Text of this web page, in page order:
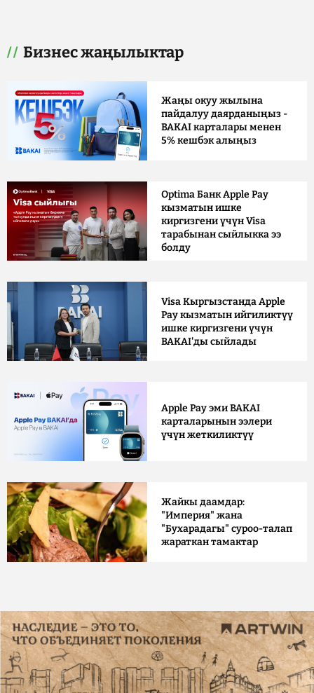
Бизнес жаңылыктар
Жаңы окуу жылына
пайдалуу даярданыңыз -
BAKAI карталары менен
5% кешбэк алыңыз
Optima Банк Apple Pay
кызматын ишке
киргизгени үчүн Visa
тарабынан сыйлыкка ээ
болду
Visa Кыргызстанда Apple
Pay кызматын ийгиликтүү
ишке киргизгени үчүн
BAKAI'ды сыйлады
Apple Pay эми BAKAI
карталарынын ээлери
үчүн жеткиликтүү
Жайкы даамдар:
"Империя" жана
"Бухарадагы" суроо-талап
жараткан тамактар